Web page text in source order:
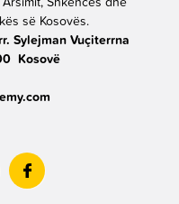
Shkencës dhe
së Kosovës.
Sylejman Vuçiterrna
Kosovë